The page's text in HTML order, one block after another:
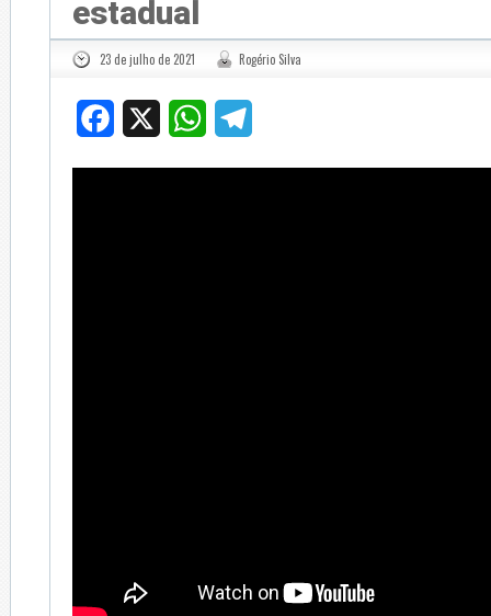
estadual
23 de julho de 2021 Rogério Silva
Facebook WhatsApp